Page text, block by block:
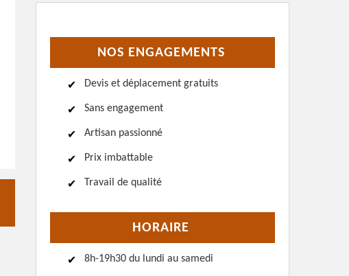
NOS ENGAGEMENTS
Devis et déplacement gratuits
Sans engagement
Artisan passionné
Prix imbattable
Travail de qualité
HORAIRE
8h-19h30 du lundi au samedi